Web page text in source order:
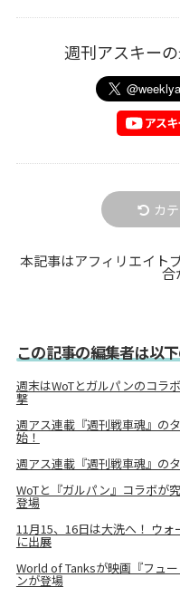
週刊アスキー
カ
本記事はアフィリエイト
合
この記事の編集者は以
週末はWoTとガルパンのコラ
撃
週アス連載『週刊戦車魂』の
始！
週アス連載『週刊戦車魂』の
WoTと『ガルパン』コラボが
登場
11月15、16日は大洗へ！ ウ
に出展
World of Tanksが映画『フュ
ンが登場